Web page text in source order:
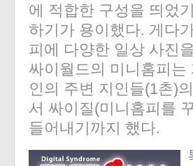
에 적합한 구성을 띄었
하기가 용이했다. 게다
피에 다양한 일상 사진
싸이월드의 미니홈피
인의 주변 지인들(1촌)
서 싸이질(미니홈피를
들어내기까지 했다.